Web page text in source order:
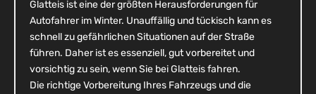
Glatteis ist eine der größten Herausforderungen für
Autofahrer im Winter. Unauffällig und tückisch kann es
schnell zu gefährlichen Situationen auf der Straße
führen. Daher ist es essenziell, gut vorbereitet und
vorsichtig zu sein, wenn Sie bei Glatteis fahren.
Die richtige Vorbereitung Ihres Fahrzeugs und die